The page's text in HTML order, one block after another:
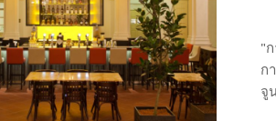
"
ก
จู